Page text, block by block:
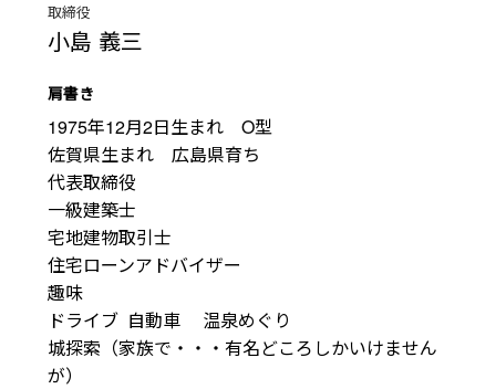
取締役
小島 義三
肩書き
1975年12月2日生まれ　O型
佐賀県生まれ　広島県育ち
代表取締役
一級建築士
宅地建物取引士
住宅ローンアドバイザー
趣味
ドライブ  自動車 　温泉めぐり
城探索（家族で・・・有名どころしかいけません
が）